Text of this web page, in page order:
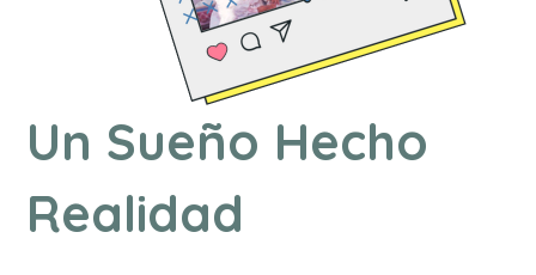
Un Sueño Hecho
Realidad